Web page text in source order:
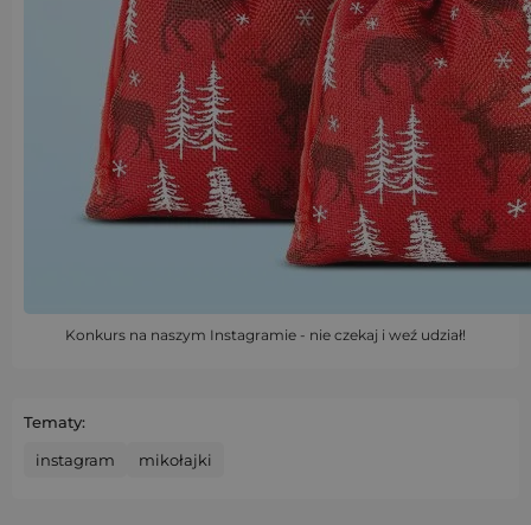
Konkurs na naszym Instagramie - nie czekaj i weź udział!
Tematy:
instagram mikołajki